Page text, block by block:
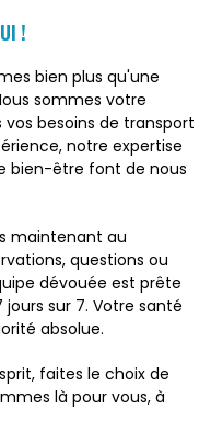
!
bien plus qu'une
sommes votre
besoins de transport
notre expertise
bien-être font de nous
maintenant au
questions ou
dévouée est prête
jours sur 7. Votre santé
absolue.
faites le choix de
là pour vous, à